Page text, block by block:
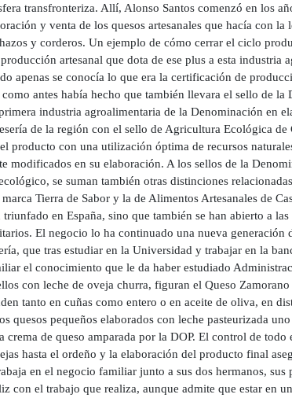
transfronteriza. Allí, Alonso Santos comenzó en los
y venta de los quesos artesanales que hacía con la
y corderos. Un ejemplo de cómo cerrar el ciclo
artesanal que dota de ese plus a esta industria
apenas se conocía lo que era la certificación de
antes había hecho que también llevara el sello de
industria agroalimentaria de la Denominación en
de la región con el sello de Agricultura Ecológica
producto con una utilización óptima de recursos
modificados en su elaboración. A los sellos de la
se suman también otras distinciones
Tierra de Sabor y la de Alimentos Artesanales de
en España, sino que también se han abierto a
El negocio lo ha continuado una nueva generación
que tras estudiar en la Universidad y trabajar en la
el conocimiento que le da haber estudiado
con leche de oveja churra, figuran el Queso
tanto en cuñas como entero o en aceite de oliva, en
quesos pequeños elaborados con leche pasteurizada
crema de queso amparada por la DOP. El control de todo
hasta el ordeño y la elaboración del producto final
en el negocio familiar junto a sus dos hermanos, sus
con el trabajo que realiza, aunque admite que estar en